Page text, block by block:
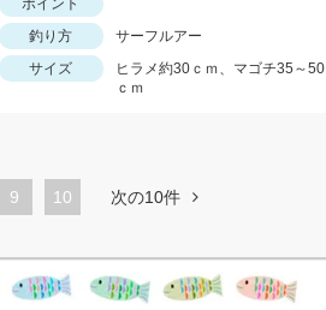
ポイント
釣り方
サーフルアー
サイズ
ヒラメ約30ｃｍ、マゴチ35～50
ｃｍ
ペ
9 10 次の10件